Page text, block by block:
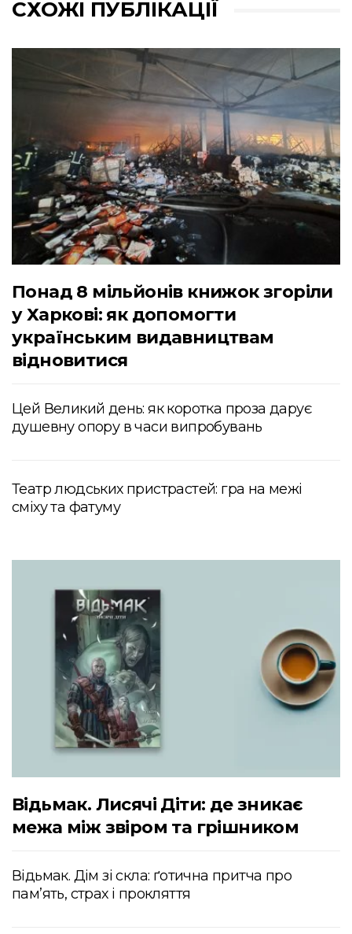
СХОЖІ ПУБЛІКАЦІЇ
Понад 8 мільйонів книжок згоріли
у Харкові: як допомогти
українським видавництвам
відновитися
Цей Великий день: як коротка проза дарує
душевну опору в часи випробувань
Театр людських пристрастей: гра на межі
сміху та фатуму
Відьмак. Лисячі Діти: де зникає
межа між звіром та грішником
Відьмак. Дім зі скла: ґотична притча про
пам’ять, страх і прокляття